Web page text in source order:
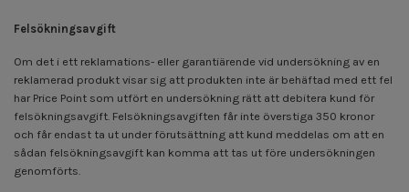
Felsökningsavgift
Om det i ett reklamations- eller garantiärende vid undersökning av en
reklamerad produkt visar sig att produkten inte är behäftad med ett fel
har Price Point som utfört en undersökning rätt att debitera kund för
felsökningsavgift. Felsökningsavgiften får inte överstiga 350 kronor
och får endast ta ut under förutsättning att kund meddelas om att en
sådan felsökningsavgift kan komma att tas ut före undersökningen
genomförts.